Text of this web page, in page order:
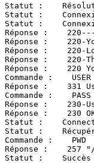
Statut :
Statut :
Statut :
Réponse :
Réponse :    220-
Réponse :    220-
Réponse :    220-
Réponse :    220
Commande :
Réponse :    331
Commande :
Réponse :
Réponse :    230
Statut :
Statut :
Commande :    PWD
Réponse :    257
Statut :    Succès